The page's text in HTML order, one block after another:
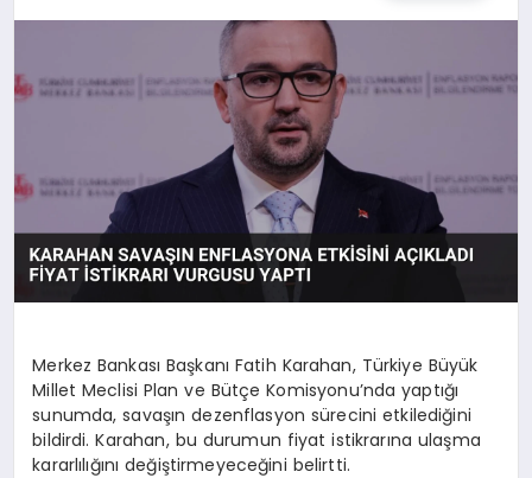
Merkez Bankası Başkanı Fatih Karahan, Türkiye Büyük
Millet Meclisi Plan ve Bütçe Komisyonu’nda yaptığı
sunumda, savaşın dezenflasyon sürecini etkilediğini
bildirdi. Karahan, bu durumun fiyat istikrarına ulaşma
kararlılığını değiştirmeyeceğini belirtti.